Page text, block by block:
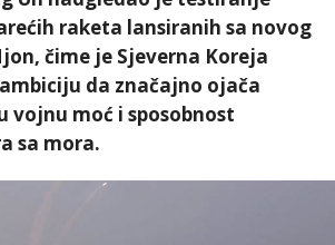
raketa lansiranih sa novog
čime je Sjeverna Koreja
da značajno ojača
vojnu moć i sposobnost
sa mora.